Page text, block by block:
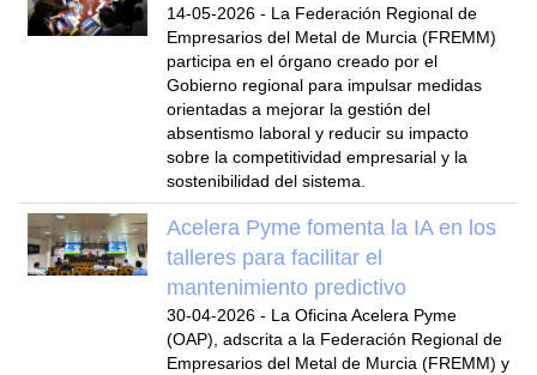
14-05-2026 - La Federación Regional de
Empresarios del Metal de Murcia (FREMM)
participa en el órgano creado por el
Gobierno regional para impulsar medidas
orientadas a mejorar la gestión del
absentismo laboral y reducir su impacto
sobre la competitividad empresarial y la
sostenibilidad del sistema.
Acelera Pyme fomenta la IA en los
talleres para facilitar el
mantenimiento predictivo
30-04-2026 - La Oficina Acelera Pyme
(OAP), adscrita a la Federación Regional de
Empresarios del Metal de Murcia (FREMM) y